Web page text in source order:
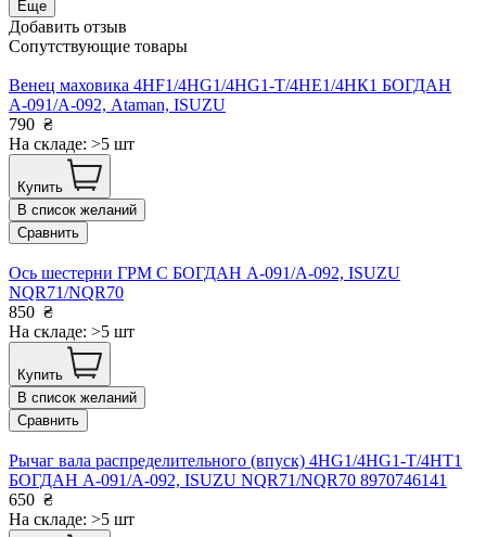
Еще
Добавить отзыв
Сопутствующие товары
Венец маховика 4HF1/4HG1/4HG1-T/4НЕ1/4НК1 БОГДАН
А-091/А-092, Ataman, ISUZU
790 ₴
На складе: >5 шт
Купить
В список желаний
Сравнить
Ось шестерни ГРМ С БОГДАН А-091/А-092, ISUZU
NQR71/NQR70
850 ₴
На складе: >5 шт
Купить
В список желаний
Сравнить
Рычаг вала распределительного (впуск) 4HG1/4HG1-T/4HT1
БОГДАН А-091/А-092, ISUZU NQR71/NQR70 8970746141
650 ₴
На складе: >5 шт